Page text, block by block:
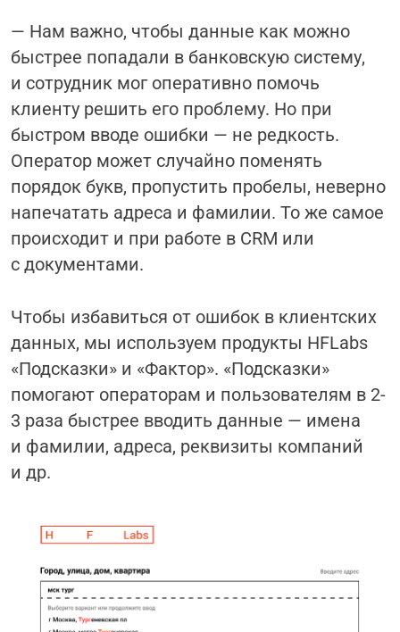
— Нам важно, чтобы данные как можно
быстрее попадали в банковскую систему,
и сотрудник мог оперативно помочь
клиенту решить его проблему. Но при
быстром вводе ошибки — не редкость.
Оператор может случайно поменять
порядок букв, пропустить пробелы, неверно
напечатать адреса и фамилии. То же самое
происходит и при работе в CRM или
с документами.
Чтобы избавиться от ошибок в клиентских
данных, мы используем продукты HFLabs
«Подсказки» и «Фактор». «Подсказки»
помогают операторам и пользователям в 2-
3 раза быстрее вводить данные — имена
и фамилии, адреса, реквизиты компаний
и др.